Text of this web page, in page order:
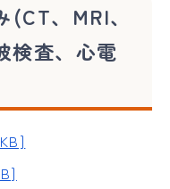
、MRI、
検査、心電